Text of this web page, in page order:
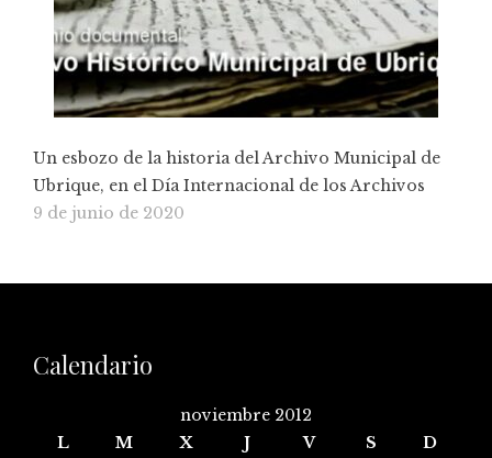
Un esbozo de la historia del Archivo Municipal de
Ubrique, en el Día Internacional de los Archivos
9 de junio de 2020
Calendario
noviembre 2012
L
M X J V S
D